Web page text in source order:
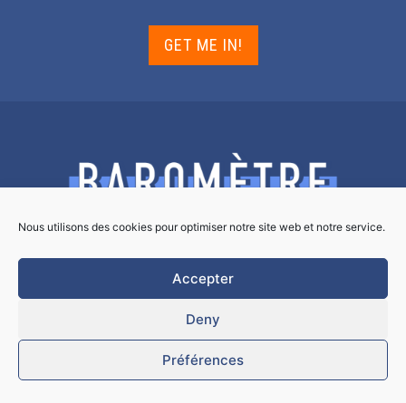
Nous utilisons des cookies pour optimiser notre site web et notre service.
Accepter
Deny
Préférences
GET ME IN!
BAROMETER FOR
LEARNING ORGANIZATIONS
KNOW MORE